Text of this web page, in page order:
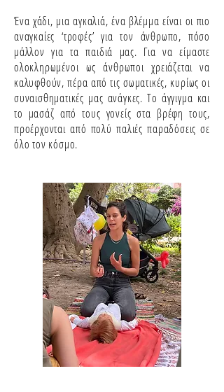
Ένα χάδι, μια αγκαλιά, ένα βλέμμα είναι οι πιο
αναγκαίες ‘τροφές’ για τον άνθρωπο, πόσο
μάλλον για τα παιδιά μας. Για να είμαστε
ολοκληρωμένοι ως άνθρωποι χρειάζεται να
καλυφθούν, πέρα από τις σωματικές, κυρίως οι
συναισθηματικές μας ανάγκες. Το άγγιγμα και
το μασάζ από τους γονείς στα βρέφη τους,
προέρχονται από πολύ παλιές παραδόσεις σε
όλο τον κόσμο.